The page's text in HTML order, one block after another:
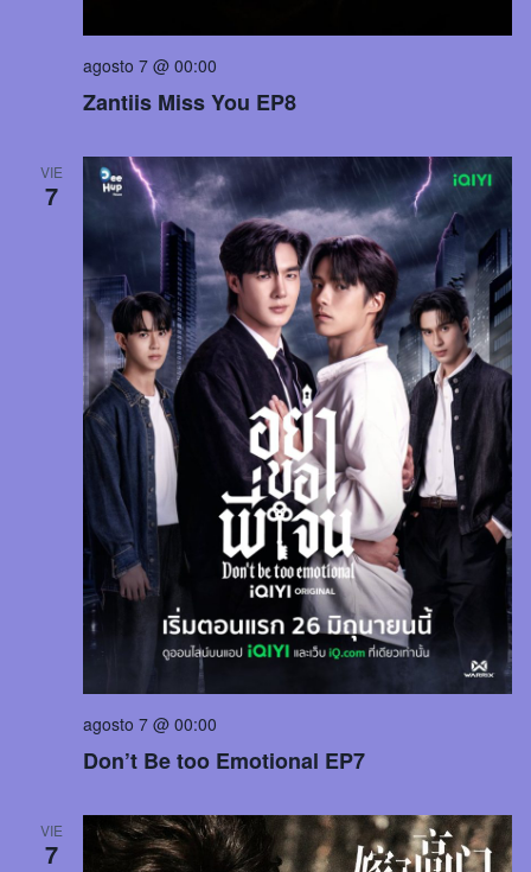
Zantiis Miss You EP8
agosto 7 @ 00:00
VIE
7
Don’t Be too Emotional EP7
agosto 7 @ 00:00
VIE
7